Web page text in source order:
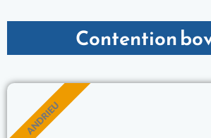
Contention
ANDRIEU